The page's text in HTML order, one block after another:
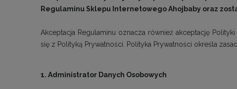
Regulaminu Sklepu Internetowego Ahojbaby oraz
Akceptacja Regulaminu oznacza również akceptację
się z Polityką Prywatności. Polityka Prywatności określa
1. Administrator Danych Osobowych